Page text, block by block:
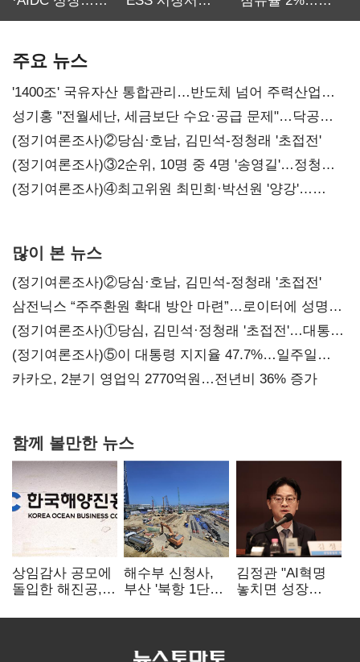
주요 뉴스
'1400조' 국유자산 통합관리…반도체 넘어 주력산업
구조혁신
성기홍 "전월세난, 세금보단 수요·공급 문제"…닥공
시사
(정기여론조사)②당심·호남, 김민석-정청래 '초접전'
(정기여론조사)③2순위, 10명 중 4명 '송영길'…정청래
'한 자릿수'
(정기여론조사)④최고위원 최민희·박선원 '양강'…
많이 본 뉴스
(정기여론조사)②당심·호남, 김민석-정청래 '초접전'
삼전닉스 “주주환원 확대 방안 마련”…로이터에 성명
보내
(정기여론조사)①당심, 김민석·정청래 '초접전'…대통령
지지도 '50% 아래로'(종합)
(정기여론조사)⑤이 대통령 지지율 47.7%…일주일
만에 다시 40%대
카카오, 2분기 영업익 2770억원…전년비 36% 증가
함께 볼만한 뉴스
상임감사 공모에
돌입한 해진공,
한층 강화"
해수부 신청사,
부산 '북항 1단계'
완공 목표
김정관 "AI혁명
놓치면 성장
메가프로젝트·